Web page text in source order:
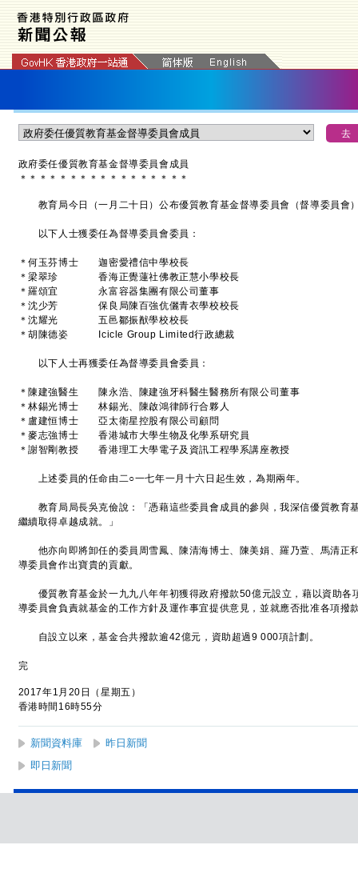
政府委任優質教育基金督導委員會成員
＊ ＊ ＊ ＊ ＊ ＊ ＊ ＊ ＊ ＊ ＊ ＊ ＊ ＊ ＊ ＊ ＊
教育局今日（一月二十日）公布優質教育基金督導委員會（督導委員會
以下人士獲委任為督導委員會委員：
＊何玉芬博士 迦密愛禮信中學校長
＊梁翠珍 香海正覺蓮社佛教正慧小學校長
＊羅頌宜 永富容器集團有限公司董事
＊沈少芳 保良局陳百強伉儷青衣學校校長
＊沈耀光 五邑鄒振猷學校校長
＊胡陳德姿 Icicle Group Limited行政總裁
以下人士再獲委任為督導委員會委員：
＊陳建強醫生 陳永浩、陳建強牙科醫生醫務所有限公司董事
＊林錫光博士 林錫光、陳啟鴻律師行合夥人
＊盧建恒博士 亞太衛星控股有限公司顧問
＊麥志強博士 香港城市大學生物及化學系研究員
＊謝智剛教授 香港理工大學電子及資訊工程學系講座教授
上述委員的任命由二○一七年一月十六日起生效，為期兩年。
教育局局長吳克儉說：「憑藉這些委員會成員的參與，我深信優質教育
繼續取得卓越成就。」
他亦向即將卸任的委員周雪鳳、陳清海博士、陳美娟、羅乃萱、馬清正
導委員會作出寶貴的貢獻。
優質教育基金於一九九八年年初獲得政府撥款50億元設立，藉以資助各
導委員會負責就基金的工作方針及運作事宜提供意見，並就應否批准各項撥
自設立以來，基金合共撥款逾42億元，資助超過9 000項計劃。
完
2017年1月20日（星期五）
香港時間16時55分
新聞資料庫
昨日新聞
即日新聞